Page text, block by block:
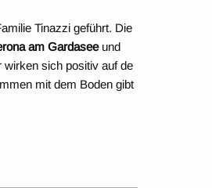
Tinazzi geführt. Die
am Gardaseeund
wirken sich positiv auf de
mit dem Boden gibt